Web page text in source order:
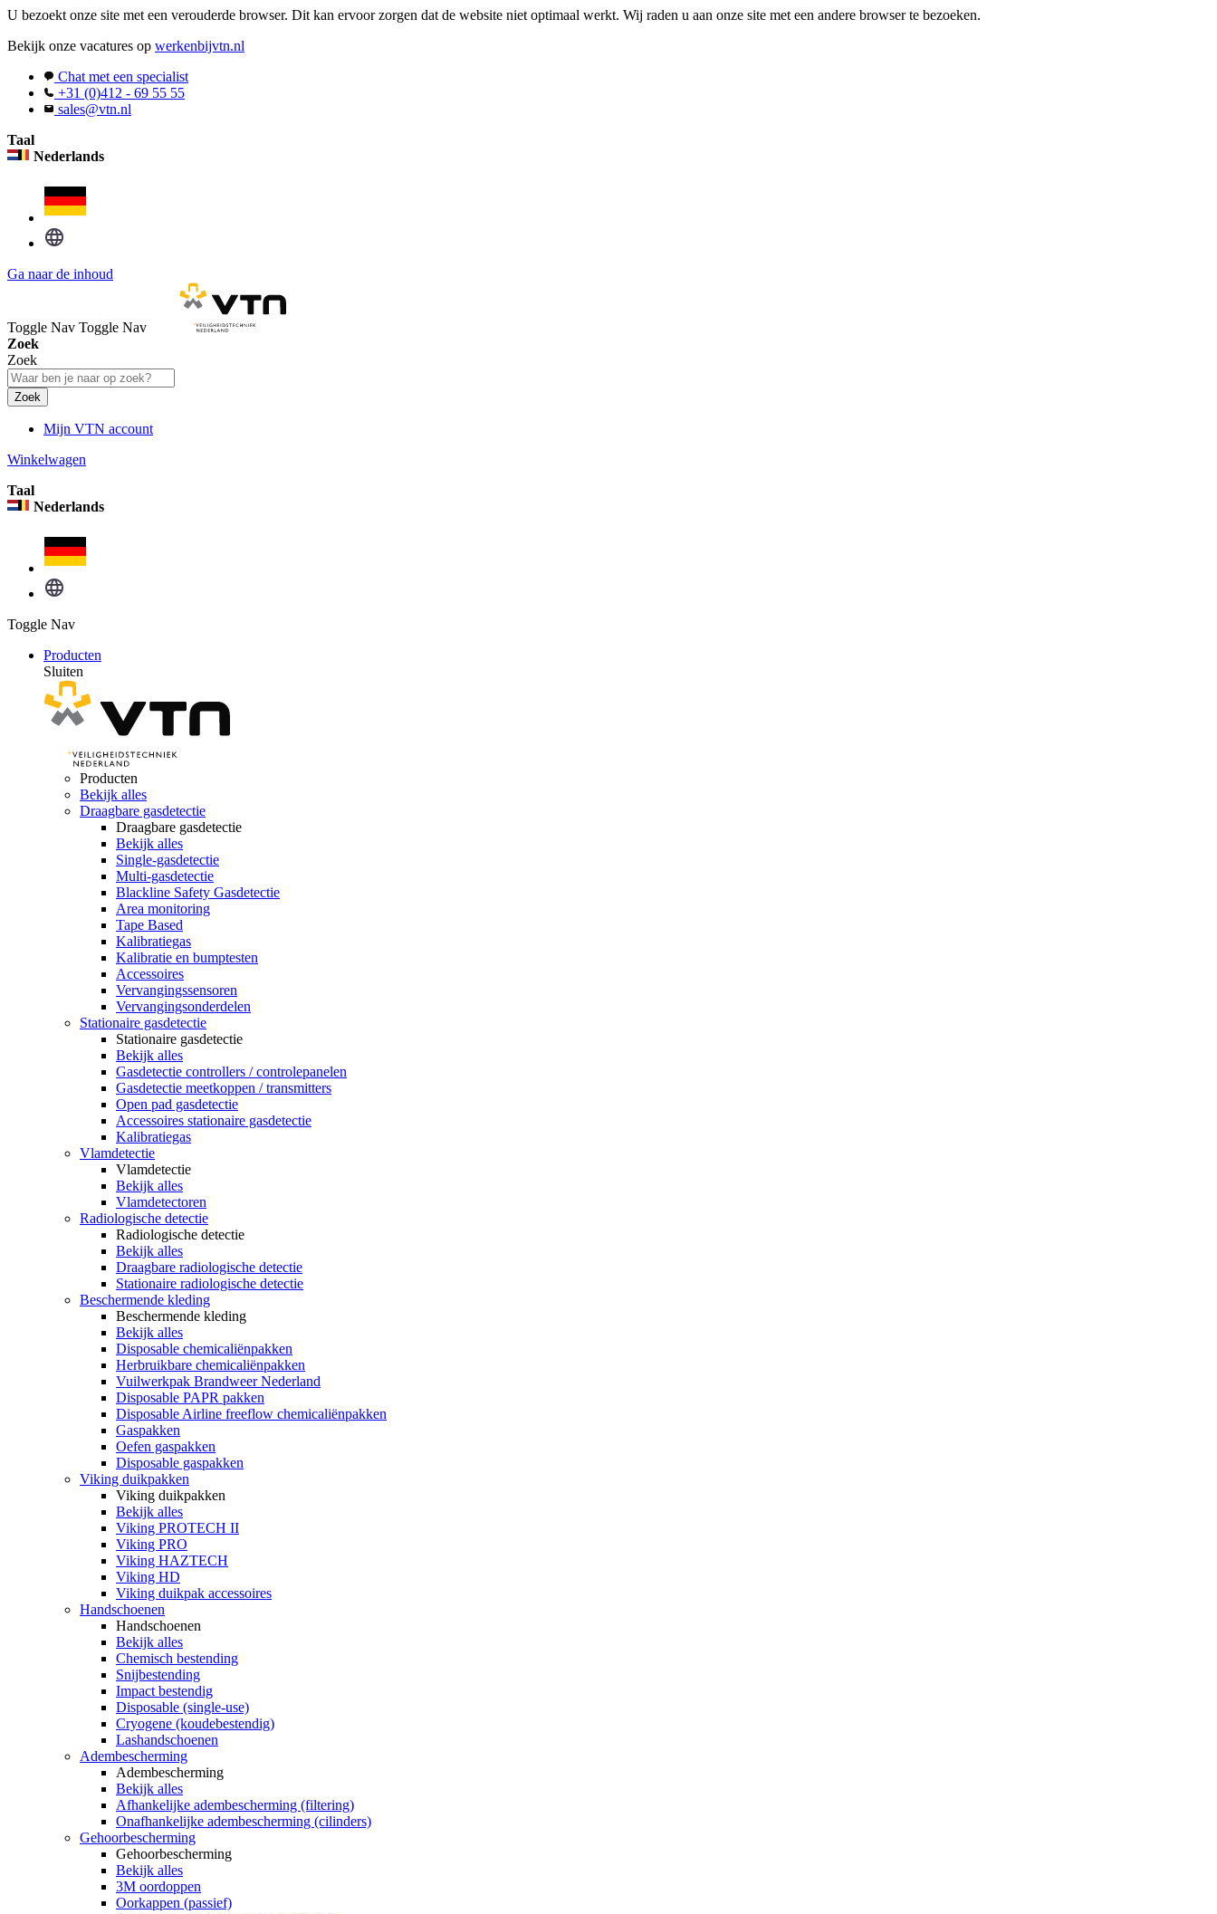
U bezoekt onze site met een verouderde browser. Dit kan ervoor zorgen dat de website niet optimaal werkt. Wij raden u aan onze site met een andere browser te bezoeken.
Bekijk onze vacatures op werkenbijvtn.nl
Chat met een specialist
+31 (0)412 - 69 55 55
sales@vtn.nl
Taal
Nederlands
Ga naar de inhoud
Toggle Nav Toggle Nav
Zoek
Zoek
Zoek
Mijn VTN account
Winkelwagen
Taal
Nederlands
Toggle Nav
Producten
Sluiten
Producten
Bekijk alles
Draagbare gasdetectie
Draagbare gasdetectie
Bekijk alles
Single-gasdetectie
Multi-gasdetectie
Blackline Safety Gasdetectie
Area monitoring
Tape Based
Kalibratiegas
Kalibratie en bumptesten
Accessoires
Vervangingssensoren
Vervangingsonderdelen
Stationaire gasdetectie
Stationaire gasdetectie
Bekijk alles
Gasdetectie controllers / controlepanelen
Gasdetectie meetkoppen / transmitters
Open pad gasdetectie
Accessoires stationaire gasdetectie
Kalibratiegas
Vlamdetectie
Vlamdetectie
Bekijk alles
Vlamdetectoren
Radiologische detectie
Radiologische detectie
Bekijk alles
Draagbare radiologische detectie
Stationaire radiologische detectie
Beschermende kleding
Beschermende kleding
Bekijk alles
Disposable chemicaliënpakken
Herbruikbare chemicaliënpakken
Vuilwerkpak Brandweer Nederland
Disposable PAPR pakken
Disposable Airline freeflow chemicaliënpakken
Gaspakken
Oefen gaspakken
Disposable gaspakken
Viking duikpakken
Viking duikpakken
Bekijk alles
Viking PROTECH II
Viking PRO
Viking HAZTECH
Viking HD
Viking duikpak accessoires
Handschoenen
Handschoenen
Bekijk alles
Chemisch bestending
Snijbestending
Impact bestendig
Disposable (single-use)
Cryogene (koudebestendig)
Lashandschoenen
Adembescherming
Adembescherming
Bekijk alles
Afhankelijke adembescherming (filtering)
Onafhankelijke adembescherming (cilinders)
Gehoorbescherming
Gehoorbescherming
Bekijk alles
3M oordoppen
Oorkappen (passief)